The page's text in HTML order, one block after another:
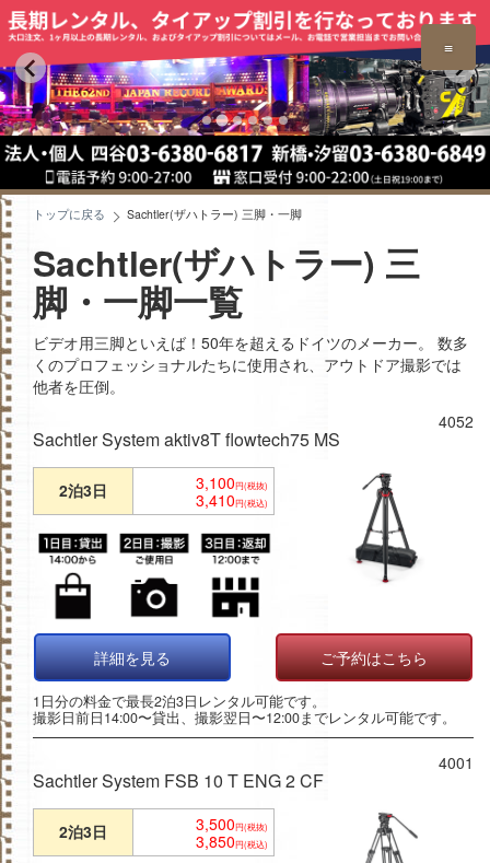
≡
トップに戻る Sachtler(ザハトラー) 三脚・一脚
Sachtler(ザハトラー) 三
脚・一脚一覧
ビデオ用三脚といえば！50年を超えるドイツのメーカー。 数多
くのプロフェッショナルたちに使用され、アウトドア撮影では
他者を圧倒。
Sachtler System aktiv8T flowtech75 MS
4052
2泊3日 3,100円(税抜)
3,410円(税込)
詳細を見る ご予約はこちら
1日分の料金で最長2泊3日レンタル可能です。
撮影日前日14:00〜貸出、撮影翌日〜12:00までレンタル可能です。
Sachtler System FSB 10 T ENG 2 CF
4001
2泊3日 3,500円(税抜)
3,850円(税込)